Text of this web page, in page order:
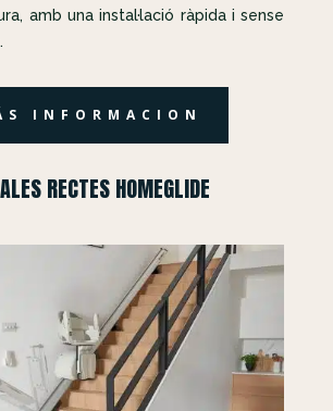
amb una instal·lació ràpida i sense
INFORMACION
RECTES HOMEGLIDE